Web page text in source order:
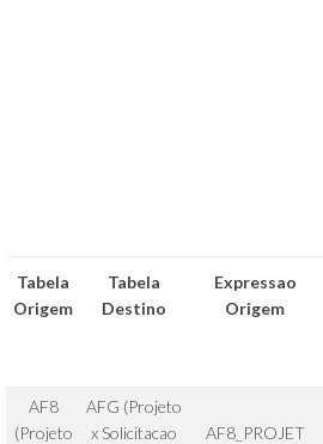
Tabela
Origem
Tabela
Destino
Expressao
Origem
AF8
(Projeto
AFG (Projeto
x Solicitacao
AF8_PROJET